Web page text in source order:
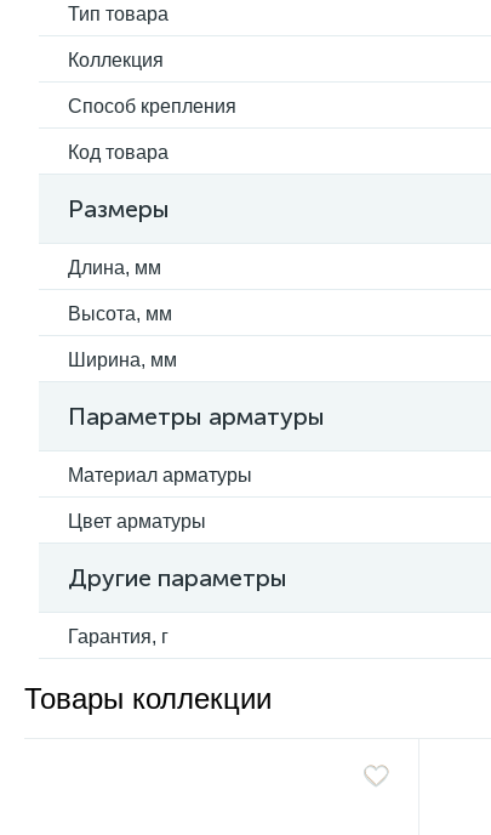
Тип товара
Коллекция
Способ крепления
Код товара
Размеры
Длина, мм
Высота, мм
Ширина, мм
Параметры арматуры
Материал арматуры
Цвет арматуры
Другие параметры
Гарантия, г
Товары коллекции